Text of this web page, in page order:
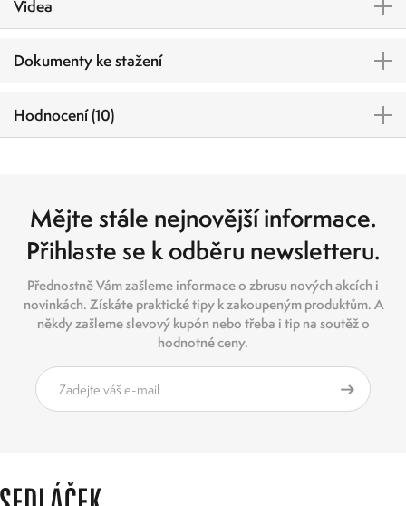
Videa
Dokumenty ke stažení
Hodnocení (10)
Mějte stále nejnovější informace.
Přihlaste se k odběru newsletteru.
Přednostně Vám zašleme informace o zbrusu nových akcích i
novinkách. Získáte praktické tipy k zakoupeným produktům. A
někdy zašleme slevový kupón nebo třeba i tip na soutěž o
hodnotné ceny.